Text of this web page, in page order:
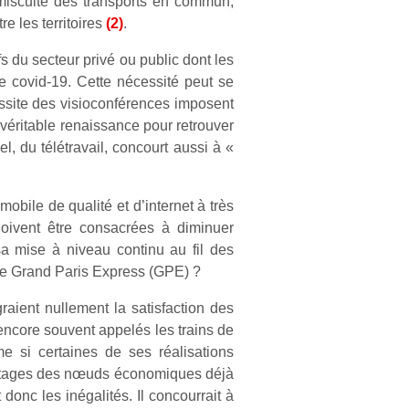
les territoires (2).
du secteur privé ou public dont les
covid-19. Cette nécessité peut se
des visioconférences imposent
renaissance pour retrouver
du télétravail, concourt aussi à «
de qualité et d’internet à très
être consacrées à diminuer
mise à niveau continu au fil des
Grand Paris Express (GPE) ?
nullement la satisfaction des
souvent appelés les trains de
si certaines de ses réalisations
des nœuds économiques déjà
les inégalités. Il concourrait à